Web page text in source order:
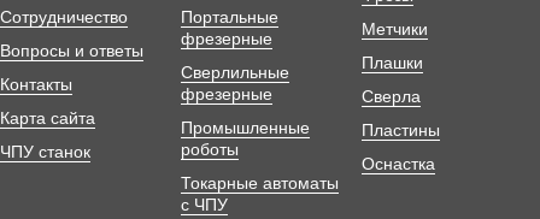
Сотрудничество
Вопросы и ответы
Контакты
Карта сайта
ЧПУ станок
Портальные
фрезерные
Сверлильные
фрезерные
Промышленные
роботы
Токарные автоматы
с ЧПУ
Метчики
Плашки
Сверла
Пластины
Оснастка